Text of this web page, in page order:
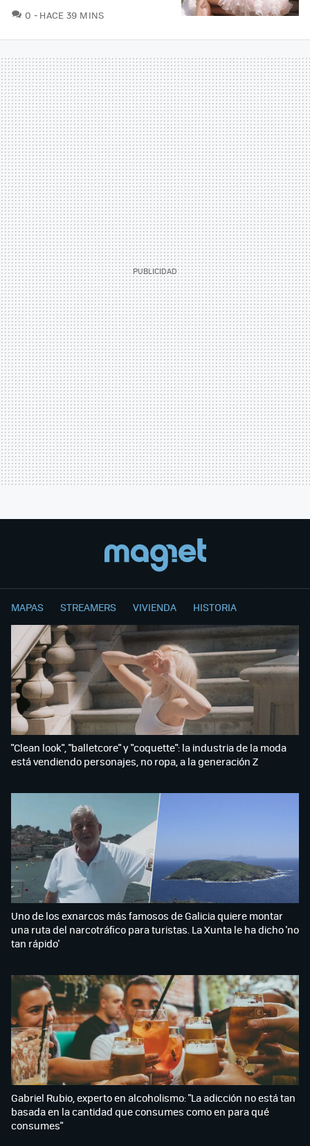
0 COMENTARIOS
HACE 39 MINS
MAPAS STREAMERS VIVIENDA HISTORIA
"Clean look", "balletcore" y "coquette": la industria de la moda
está vendiendo personajes, no ropa, a la generación Z
Uno de los exnarcos más famosos de Galicia quiere montar
una ruta del narcotráfico para turistas. La Xunta le ha dicho 'no
tan rápido'
Gabriel Rubio, experto en alcoholismo: "La adicción no está tan
basada en la cantidad que consumes como en para qué
consumes"